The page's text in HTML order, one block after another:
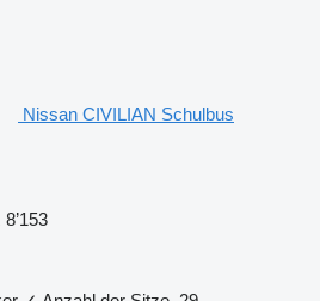
Nissan CIVILIAN Schulbus